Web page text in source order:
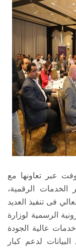
عبر تعاونها مع
الخدمات الرقمية،
فى تنفيذ العديد
الرسمية لوزارة
خدمات عالية الجودة
لدعم كبار